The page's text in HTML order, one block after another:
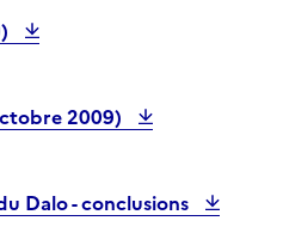
2009)
Dalo - conclusions